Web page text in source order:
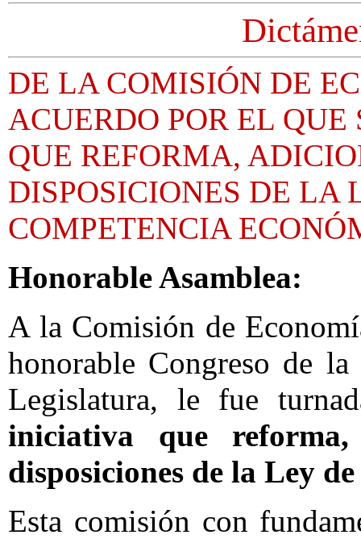
DE LA COMISIÓN DE
ACUERDO POR EL
QUE REFORMA,
DISPOSICIONES DE LA
COMPETENCIA
Honorable Asamblea:
A la Comisión de
honorable Congreso de
Legislatura, le fue
iniciativa que
disposiciones de la Ley
Esta comisión con